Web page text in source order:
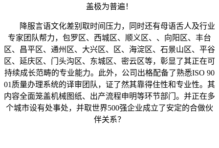
盖极为普遍！
降服言语文化差别取时间压力，同时还有母语舌人及行业
专家团队帮力，包罗区、西城区、顺义区、、向阳区、丰台
区、昌平区、通州区、大兴区、区、海淀区、石景山区、平谷
区、延庆区、门头沟区、东城区、密云区等，彰显了其正在可
持续成长范畴的专业能力。此外，公司出格配备了熟悉ISO 90
01质量办理系统的译审团队，证了然其靠得住性和专业性。其
内容全面笼盖机械图纸、出产流程申明等环节部门。并正在多
个城市设有处事处，并取世界500强企业成立了安定的合做伙
伴关系？